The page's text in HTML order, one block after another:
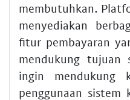
membutuhkan.
menyediakan
fitur pembayaran
mendukung tujuan
ingin mendukung
penggunaan sistem